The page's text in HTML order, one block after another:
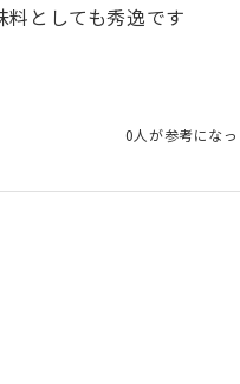
としても秀逸です
0人が参考にな